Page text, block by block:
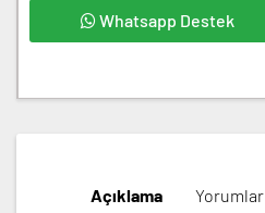
Whatsapp Destek
Açıklama Yorumlar